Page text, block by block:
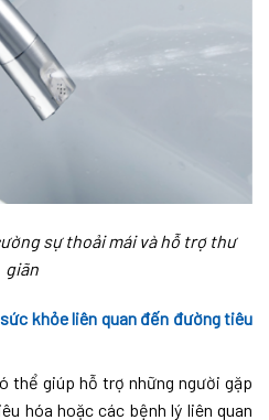
sự thoải mái và hỗ trợ thư
giãn
khỏe liên quan đến đường tiêu
thể giúp hỗ trợ những người gặp
hóa hoặc các bệnh lý liên quan